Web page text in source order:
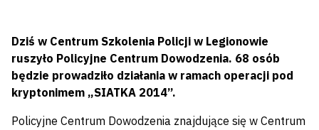
Dziś w Centrum Szkolenia Policji w Legionowie
ruszyło Policyjne Centrum Dowodzenia. 68 osób
będzie prowadziło działania w ramach operacji pod
kryptonimem „SIATKA 2014”.
Policyjne Centrum Dowodzenia znajdujące się w Centrum